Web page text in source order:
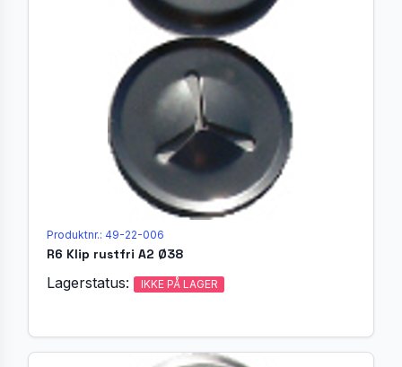
Produktnr.: 49-22-006
R6 Klip rustfri A2 Ø38
Lagerstatus: IKKE PÅ LAGER